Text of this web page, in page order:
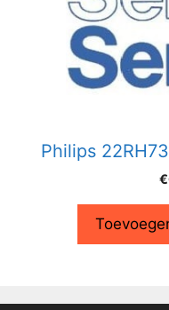
Philips
€